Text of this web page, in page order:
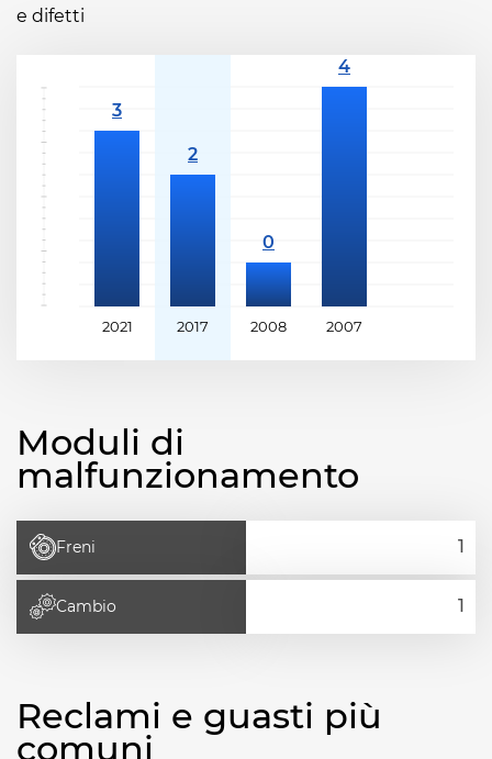
e difetti
2021 2017 2008 2007
Moduli di
malfunzionamento
Freni
Cambio
Reclami e guasti più
comuni